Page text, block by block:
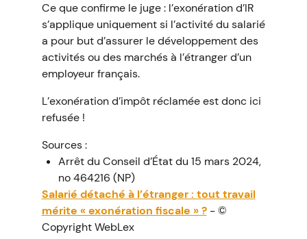
Ce que confirme le juge : l’exonération d’IR
s’applique uniquement si l’activité du salarié
a pour but d’assurer le développement des
activités ou des marchés à l’étranger d’un
employeur français.
L’exonération d’impôt réclamée est donc ici
refusée !
Sources :
Arrêt du Conseil d’État du 15 mars 2024,
no 464216 (NP)
Salarié détaché à l’étranger : tout travail
mérite « exonération fiscale » ?- ©
Copyright WebLex